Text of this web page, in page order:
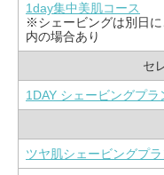
1day集中美肌コース
※シェービングは別日に
内の場合あり
セ
1DAY シェービングプラ
ツヤ肌シェービングプラ